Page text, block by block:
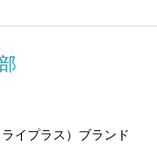
イプラス）ブランド